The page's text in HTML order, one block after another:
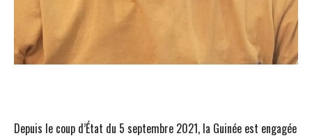
Depuis le coup d’État du 5 septembre 2021, la Guinée est engagée